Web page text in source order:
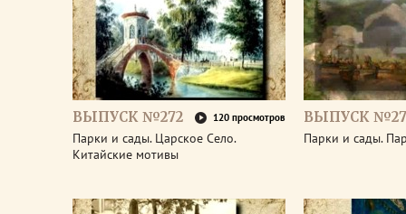
ВЫПУСК №272 120 просмотров
Парки и сады. Царское Село.
Китайские мотивы
ВЫПУСК
Парки и сады.